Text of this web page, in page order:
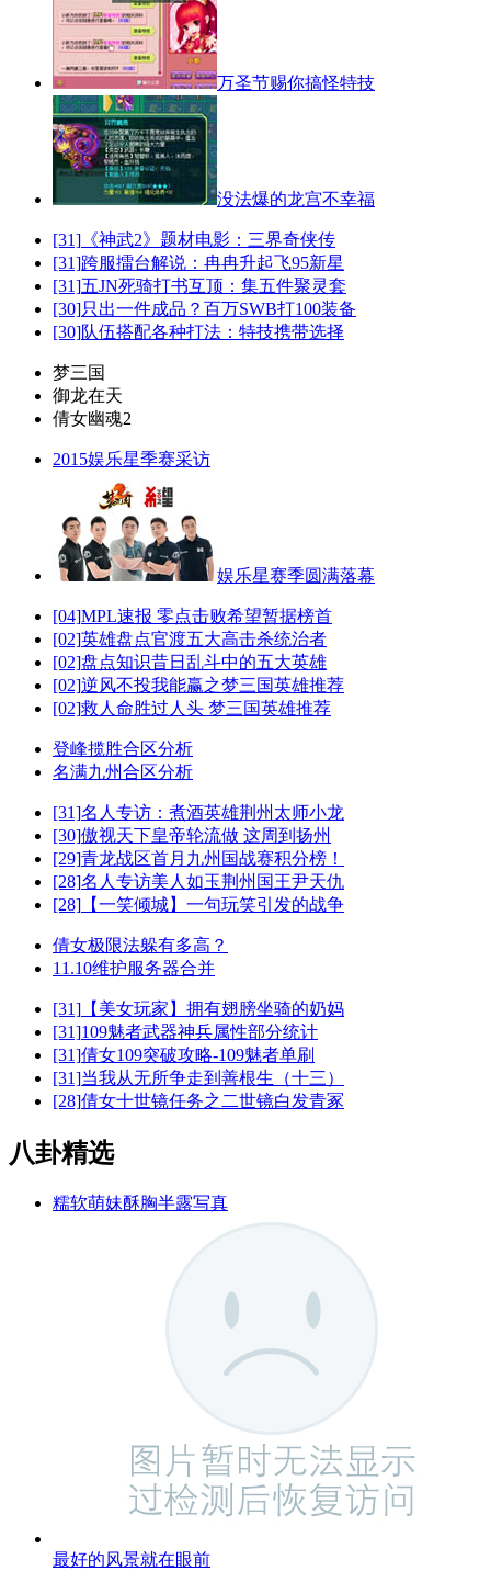
万圣节赐你搞怪特技
没法爆的龙宫不幸福
[31] 《神武2》题材电影：三界奇侠传
[31]跨服擂台解说：冉冉升起飞95新星
[31]五JN死骑打书互顶：集五件聚灵套
[30]只出一件成品？百万SWB打100装备
[30]队伍搭配各种打法：特技携带选择
梦三国
御龙在天
倩女幽魂2
2015娱乐星季赛采访
娱乐星赛季圆满落幕
[04]MPL速报 零点击败希望暂据榜首
[02]英雄盘点官渡五大高击杀统治者
[02]盘点知识昔日乱斗中的五大英雄
[02]逆风不投我能赢之梦三国英雄推荐
[02]救人命胜过人头 梦三国英雄推荐
登峰揽胜合区分析
名满九州合区分析
[31]名人专访：煮酒英雄荆州太师小龙
[30]傲视天下皇帝轮流做 这周到扬州
[29]青龙战区首月九州国战赛积分榜！
[28]名人专访美人如玉荆州国王尹天仇
[28] 【一笑倾城】一句玩笑引发的战争
倩女极限法躲有多高？
11.10维护服务器合并
[31] 【美女玩家】拥有翅膀坐骑的奶妈
[31]109魅者武器神兵属性部分统计
[31]倩女109突破攻略-109魅者单刷
[31]当我从无所争走到善根生（十三）
[28]倩女十世镜任务之二世镜白发青冢
八卦精选
糯软萌妹酥胸半露写真
最好的风景就在眼前